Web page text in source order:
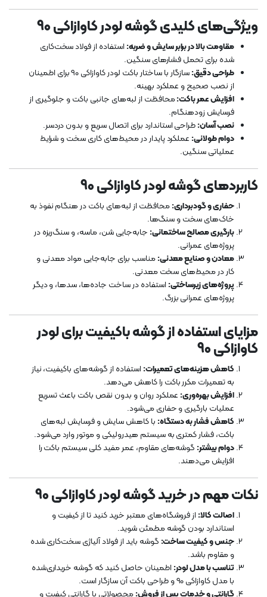
ویژگی‌های کلیدی گوشه لودر کاوازاکی 90
مقاومت بالا در برابر سایش و ضربه:استفاده از فولاد سخت‌کاری
شده برای تحمل فشارهای سنگین.
طراحی دقیق:
سازگار با ساختار باکت لودر کاوازاکی 90 برای اطمینان
از نصب صحیح و عملکرد بهینه.
افزایش عمر باکت:محافظت از لبه‌های جانبی باکت و جلوگیری از
فرسایش زودهنگام.
نصب آسان:طراحی استاندارد برای اتصال سریع و بدون دردسر.
دوام طولانی: عملکرد پایدار در محیط‌های کاری سخت و شرایط
عملیاتی سنگین.
کاربردهای گوشه لودر کاوازاکی 90
حفاری و گودبرداری:محافظت از لبه‌های باکت در هنگام نفوذ به
خاک‌های سخت و سنگ‌ها.
بارگیری مصالح ساختمانی: جابه‌جایی شن، ماسه، و سنگ‌ریزه در
پروژه‌های عمرانی.
معادن و صنایع معدنی:مناسب برای جابه‌جایی مواد معدنی و
کار در محیط‌های سخت معدنی.
پروژه‌های زیرساختی:استفاده در ساخت جاده‌ها، سدها، و دیگر
پروژه‌های عمرانی بزرگ.
مزایای استفاده از گوشه باکیفیت برای لودر
کاوازاکی 90
کاهش هزینه‌های تعمیرات:استفاده از گوشه‌های باکیفیت، نیاز
به تعمیرات مکرر باکت را کاهش می‌دهد.
افزایش بهره‌وری: عملکرد روان و بدون نقص باکت باعث تسریع
عملیات بارگیری و حفاری می‌شود.
کاهش فشار به دستگاه: با کاهش سایش و فرسایش لبه‌های
باکت، فشار کمتری به سیستم هیدرولیکی و موتور وارد می‌شود.
دوام بیشتر: گوشه‌های مقاوم، عمر مفید کلی سیستم باکت را
افزایش می‌دهند.
نکات مهم در خرید گوشه لودر کاوازاکی 90
اصالت کالا:از فروشگاه‌های معتبر خرید کنید تا از کیفیت و
استاندارد بودن گوشه مطمئن شوید.
جنس و کیفیت ساخت: گوشه باید از فولاد آلیاژی سخت‌کاری شده
و مقاوم باشد.
تناسب با مدل لودر:اطمینان حاصل کنید که گوشه خریداری‌شده
با مدل کاوازاکی 90 و طراحی باکت آن سازگار است.